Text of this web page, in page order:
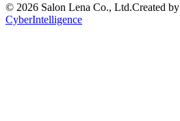
© 2026 Salon Lena Co., Ltd.Created by
CyberIntelligence